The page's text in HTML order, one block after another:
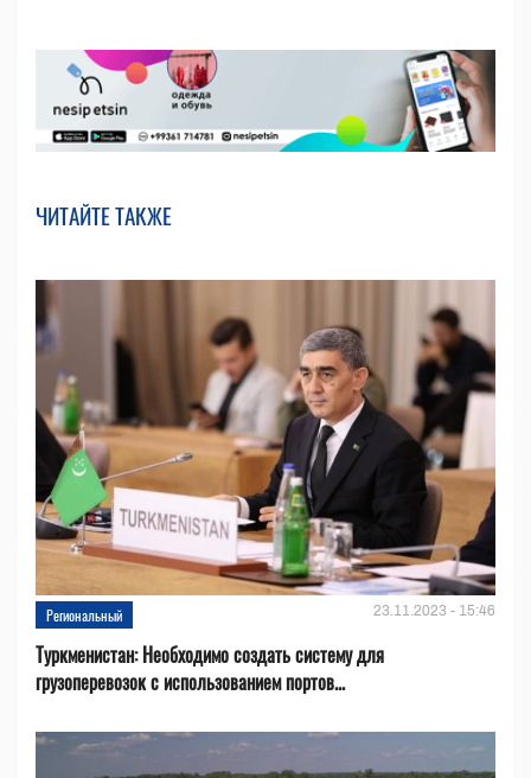
ЧИТАЙТЕ ТАКЖЕ
Региональный 23.11.2023 - 15:46
Туркменистан: Необходимо создать систему для
грузоперевозок с использованием портов...